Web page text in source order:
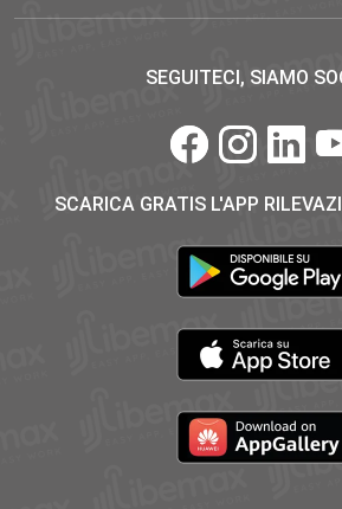
SEGUITECI, SIAMO
SCARICA GRATIS L'APP